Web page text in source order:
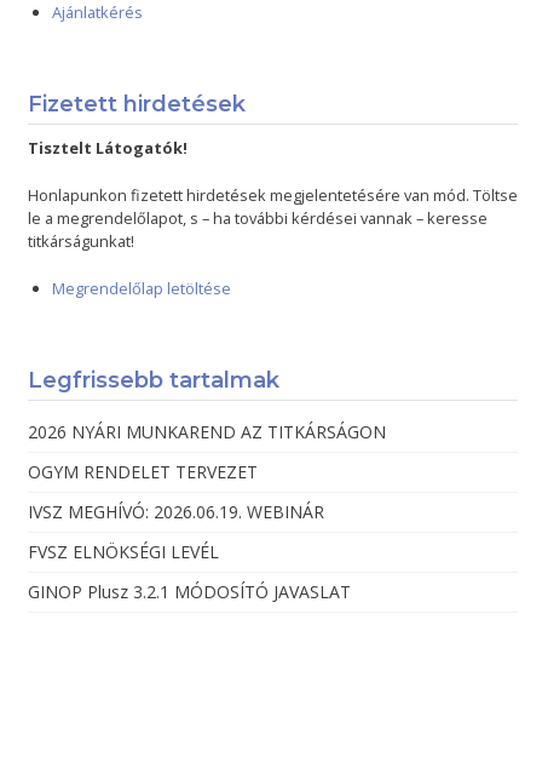
Ajánlatkérés
Fizetett hirdetések
Tisztelt Látogatók!
Honlapunkon fizetett hirdetések megjelentetésére van mód. Töltse
le a megrendelőlapot, s – ha további kérdései vannak – keresse
titkárságunkat!
Megrendelőlap letöltése
Legfrissebb tartalmak
2026 NYÁRI MUNKAREND AZ TITKÁRSÁGON
OGYM RENDELET TERVEZET
IVSZ MEGHÍVÓ: 2026.06.19. WEBINÁR
FVSZ ELNÖKSÉGI LEVÉL
GINOP Plusz 3.2.1 MÓDOSÍTÓ JAVASLAT